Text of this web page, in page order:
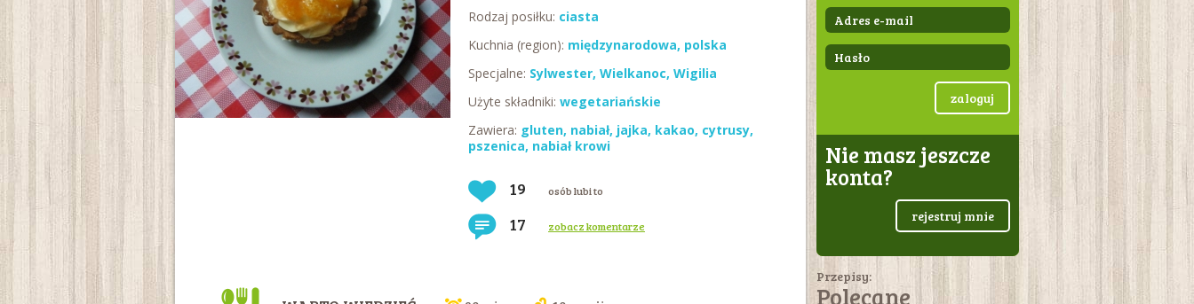
Rodzaj posiłku: ciasta
Kuchnia (region): międzynarodowa, polska
Specjalne: Sylwester, Wielkanoc, Wigilia
Użyte składniki: wegetariańskie
Zawiera: gluten, nabiał, jajka, kakao, cytrusy,
pszenica, nabiał krowi
19 osób lubi to
17 zobacz komentarze
zaloguj
Nie masz jeszcze
konta?
rejestruj mnie
Przepisy:
Polecane